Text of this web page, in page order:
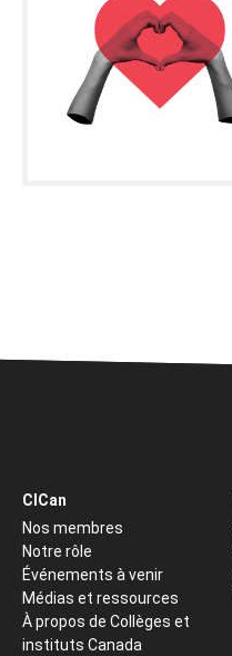
CICan
Nos membres
Notre rôle
Événements à venir
Médias et ressources
À propos de Collèges et
instituts Canada